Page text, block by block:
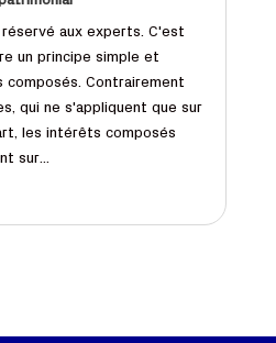
aux experts. C'est
un principe simple et
Contrairement
qui ne s'appliquent que sur
les intérêts composés
sur...